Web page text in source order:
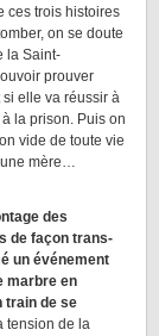
ces trois histoires
on se doute
la Saint-
prouver
si elle va réussir à
la prison. Puis on
vide de toute vie
mère…
des
de façon trans-
un événement
marbre en
train de se
tension de la